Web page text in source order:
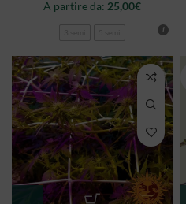
A partire da: 25,00€